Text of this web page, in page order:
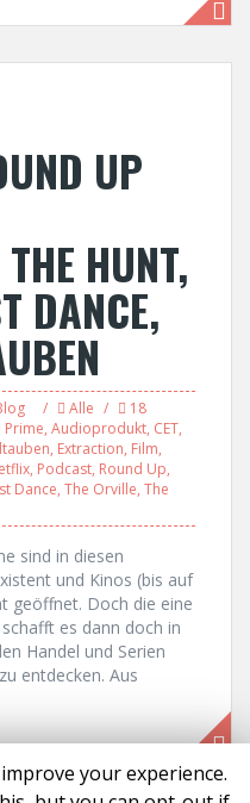
UP
HUNT,
DANCE,
Alle
18
Prime, Audioprodukt, CET,
, Extraction, Film,
, Podcast, Round Up,
Dance, The Orville, The
sind in diesen
und Kinos (bis auf
geöffnet. Doch die eine
es dann doch in
Handel und Serien
entdecken. Aus
your experience.